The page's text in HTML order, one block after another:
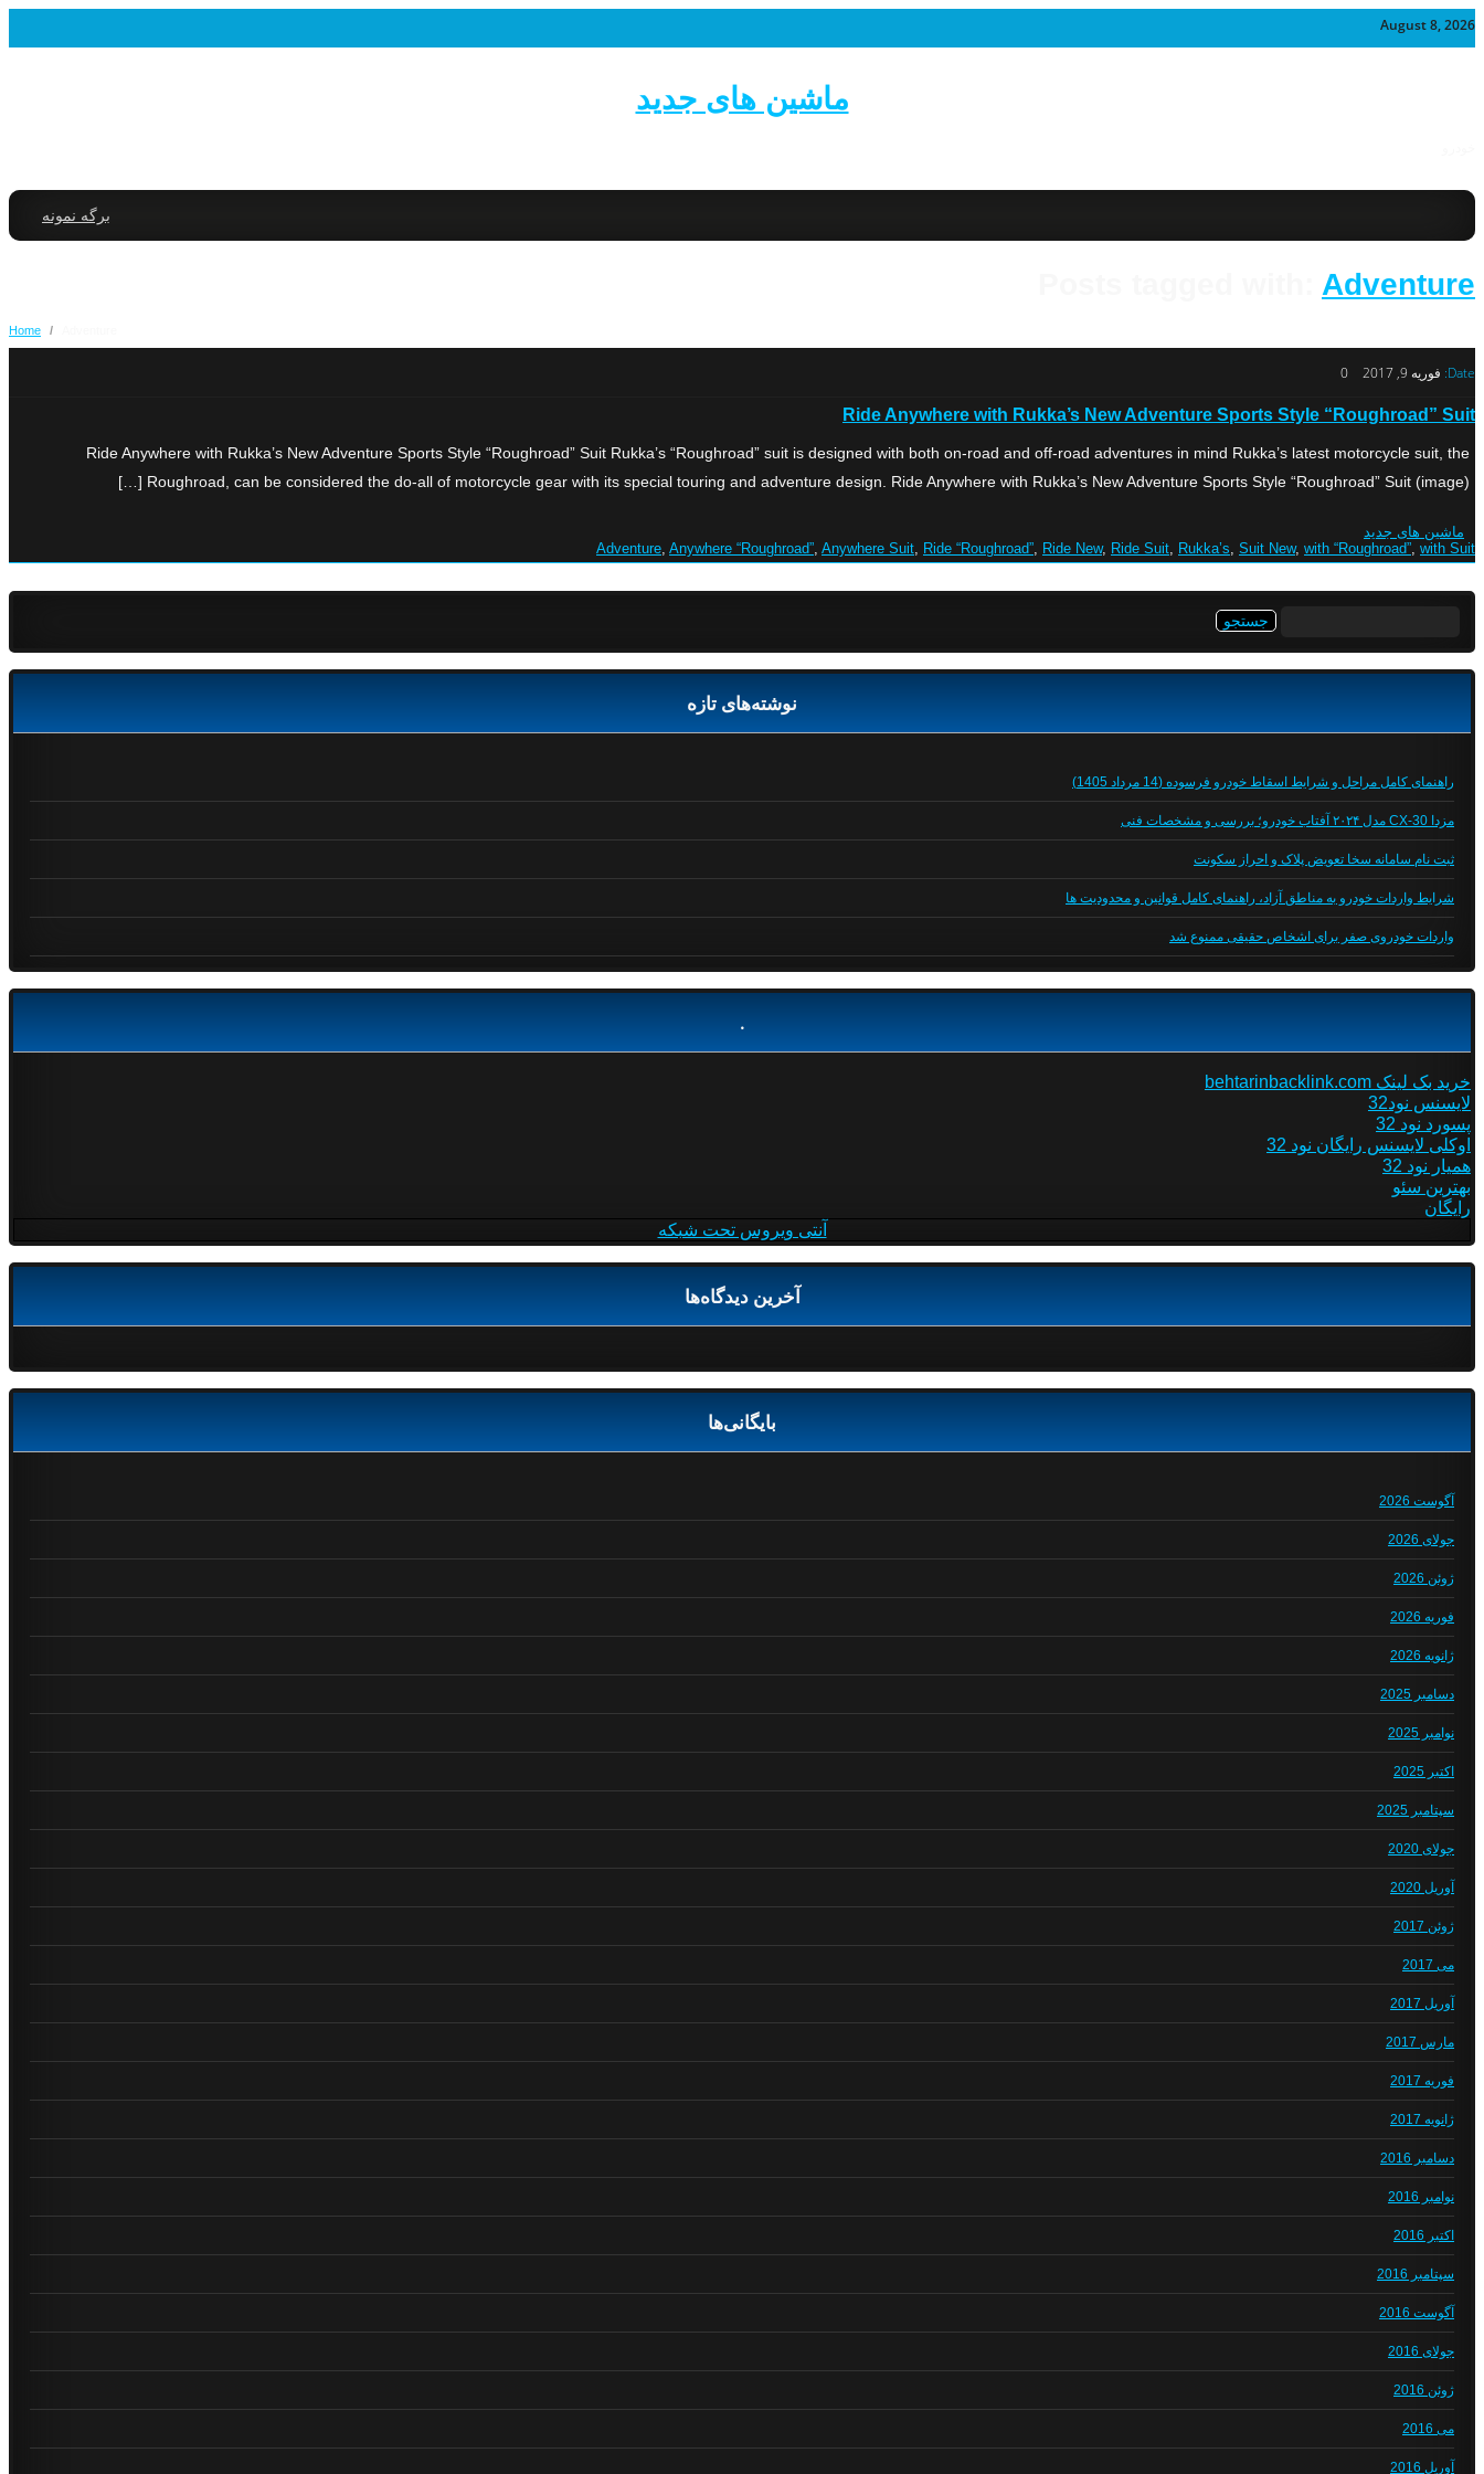
August 8, 2026
ماشین های جدید
برگه نمونه
Adventure
Home /
Date: فوریه 9, 2017 0
Ride Anywhere with Rukka’s New Adventure Sports Style “Roughroad” Suit
Ride Anywhere with Rukka’s New Adventure Sports Style “Roughroad” Suit Rukka’s “Roughroad” suit is designed with both on-road and off-road adventures in mind Rukka’s latest motorcycle suit, the
Roughroad, can be considered the do-all of motorcycle gear with its special touring and adventure design. Ride Anywhere with Rukka’s New Adventure Sports Style “Roughroad” Suit (image) […]
ماشین های جدید
Adventure, Anywhere “Roughroad”, Anywhere Suit, Ride “Roughroad”, Ride New, Ride Suit, Rukka’s, Suit New, with “Roughroad”, with Suit
نوشته‌های تازه
راهنمای کامل مراحل و شرایط اسقاط خودرو فرسوده (14 مرداد 1405)
مزدا CX-30 مدل ۲۰۲۴ آفتاب خودرو؛ بررسی و مشخصات فنی
ثبت نام سامانه سخا تعویض پلاک و احراز سکونت
شرایط واردات خودرو به مناطق آزاد، راهنمای کامل قوانین و محدودیت ها
واردات خودروی صفر برای اشخاص حقیقی ممنوع شد
.
خرید بک لینک behtarinbacklink.com
لایسنس نود32
پسورد نود 32
اوکلی لایسنس رایگان نود 32
همیار نود 32
بهترین سئو
رایگان
آنتی ویروس تحت شبکه
آخرین دیدگاه‌ها
بایگانی‌ها
آگوست 2026
جولای 2026
ژوئن 2026
فوریه 2026
ژانویه 2026
دسامبر 2025
نوامبر 2025
اکتبر 2025
سپتامبر 2025
جولای 2020
آوریل 2020
ژوئن 2017
می 2017
آوریل 2017
مارس 2017
فوریه 2017
ژانویه 2017
دسامبر 2016
نوامبر 2016
اکتبر 2016
سپتامبر 2016
آگوست 2016
جولای 2016
ژوئن 2016
می 2016
آوریل 2016